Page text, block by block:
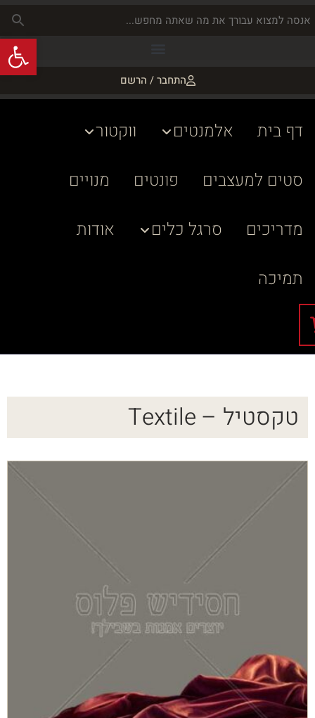
התחבר / הרשם
דף בית אלמנטים
ווקטור
סטים למעצבים
פונטים
מנויים
מדריכים
סרגל כלים
אודות
תמיכה
טקסטיל – Textile